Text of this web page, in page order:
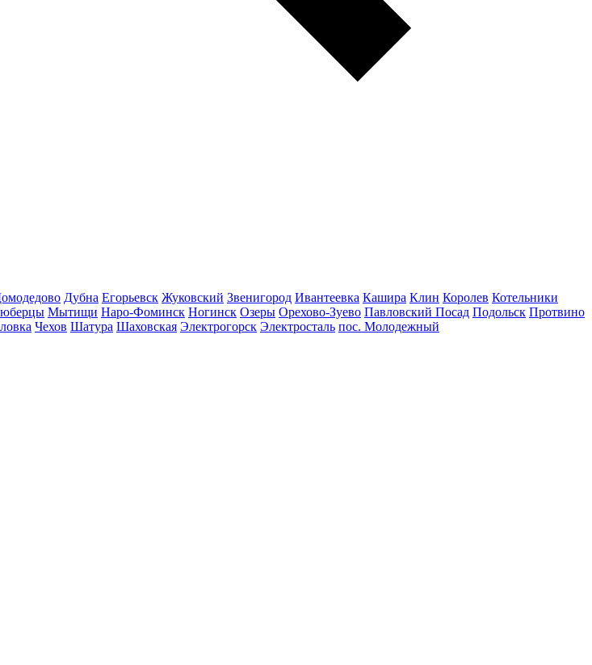
Дубна Егорьевск Жуковский Звенигород Ивантеевка Кашира Клин Королев Котельники
Мытищи Наро-Фоминск Ногинск Озеры Орехово-Зуево Павловский Посад Подольск Протвино
Чехов Шатура Шаховская Электрогорск Электросталь пос. Молодежный